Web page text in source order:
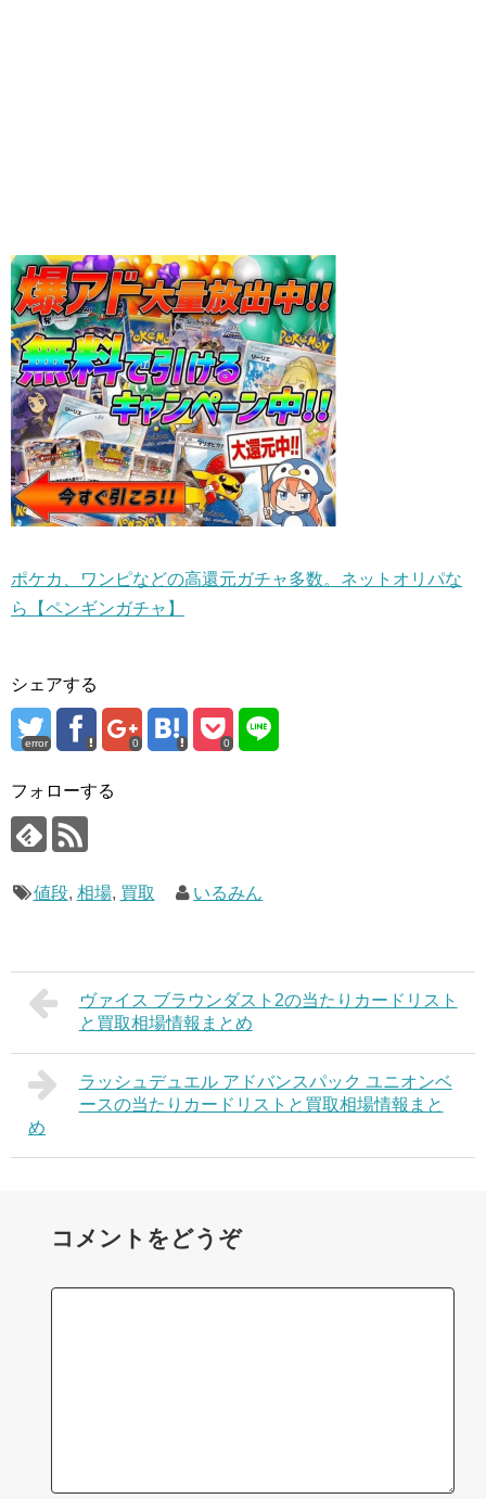
ポケカ、ワンピなどの高還元ガチャ多数。ネットオリパな
ら【ペンギンガチャ】
シェアする
error 0 0
フォローする
値段, 相場, 買取 いるみん
ヴァイス ブラウンダスト2の当たりカードリスト
と買取相場情報まとめ
ラッシュデュエル アドバンスパック ユニオンベ
ースの当たりカードリストと買取相場情報まと
め
コメントをどうぞ